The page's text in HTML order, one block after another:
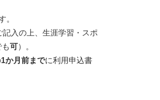
。
入の上、生涯学習・スポ
も可）。
1か月前までに利用申込書